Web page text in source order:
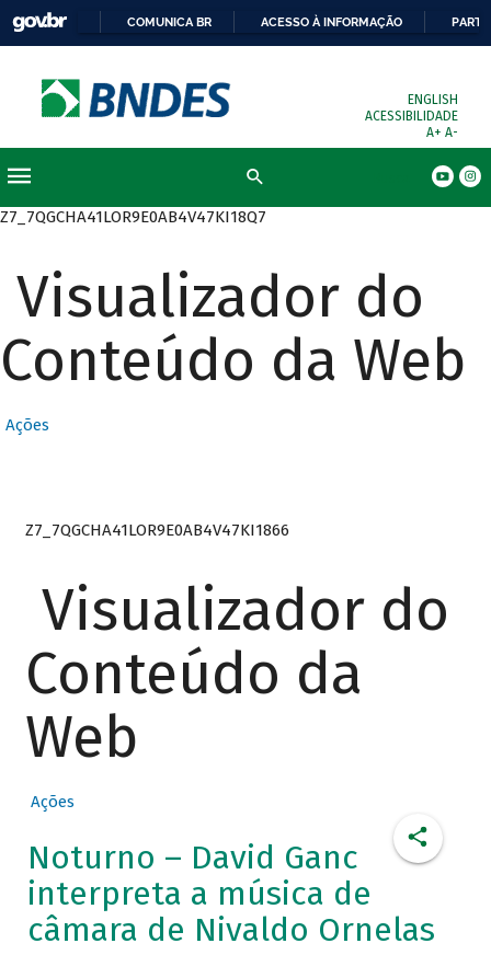
COMUNICA BR ACESSO À INFORMAÇÃO
ENGLISH
ACESSIBILIDADE
A+ A-
Z7_7QGCHA41LOR9E0AB4V47KI18Q7
Visualizador do
Conteúdo da Web
Ações
Z7_7QGCHA41LOR9E0AB4V47KI1866
Visualizador do
Conteúdo da
Web
Ações
Noturno – David Ganc
interpreta a música de
câmara de Nivaldo Ornelas